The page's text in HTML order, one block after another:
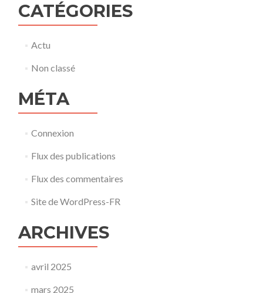
CATÉGORIES
Actu
Non classé
MÉTA
Connexion
Flux des publications
Flux des commentaires
Site de WordPress-FR
ARCHIVES
avril 2025
mars 2025